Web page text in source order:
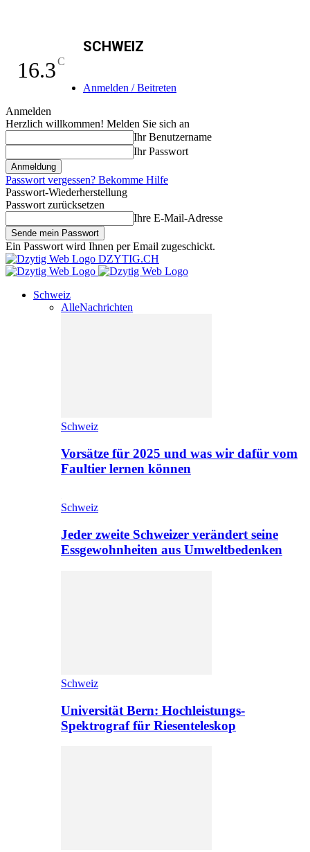
16.3C
SCHWEIZ
Anmelden / Beitreten
Anmelden
Herzlich willkommen! Melden Sie sich an
Ihr Benutzername
Ihr Passwort
Passwort vergessen? Bekomme Hilfe
Passwort-Wiederherstellung
Passwort zurücksetzen
Ihre E-Mail-Adresse
Ein Passwort wird Ihnen per Email zugeschickt.
DZYTIG.CH
Schweiz
AlleNachrichten
Schweiz
Vorsätze für 2025 und was wir dafür vom
Faultier lernen können
Schweiz
Jeder zweite Schweizer verändert seine
Essgewohnheiten aus Umweltbedenken
Schweiz
Universität Bern: Hochleistungs-
Spektrograf für Riesenteleskop